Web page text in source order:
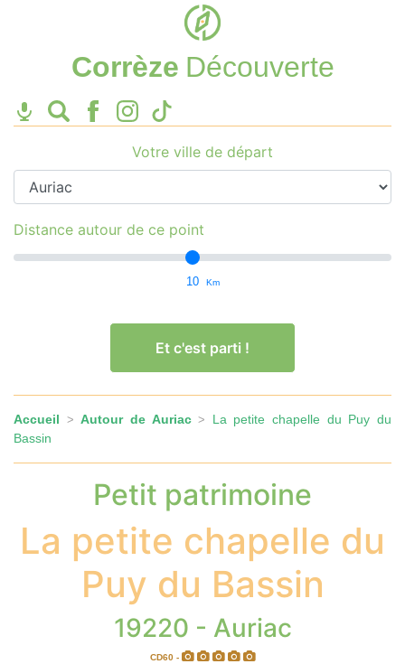
Corrèze Découverte
Votre ville de départ
Distance autour de ce point
10 Km
Et c'est parti !
Accueil >Autour de Auriac> La petite chapelle du Puy du
Bassin
Petit patrimoine
La petite chapelle du
Puy du Bassin
19220 - Auriac
CD60 -